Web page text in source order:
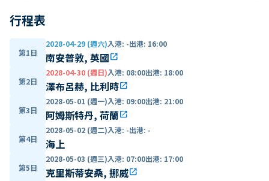
行程表
第1日
2028-04-29 (週六)入港: -出港: 16:00
南安普敦, 英國open_in_new
第2日
2028-04-30 (週日)入港: 08:00出港: 18:00
澤布呂赫, 比利時open_in_new
第3日
2028-05-01 (週一)入港: 09:00出港: 21:00
阿姆斯特丹, 荷蘭open_in_new
第4日
2028-05-02 (週二)入港: -出港: -
海上
第5日
2028-05-03 (週三)入港: 07:00出港: 17:00
克里斯蒂安桑, 挪威open_in_new